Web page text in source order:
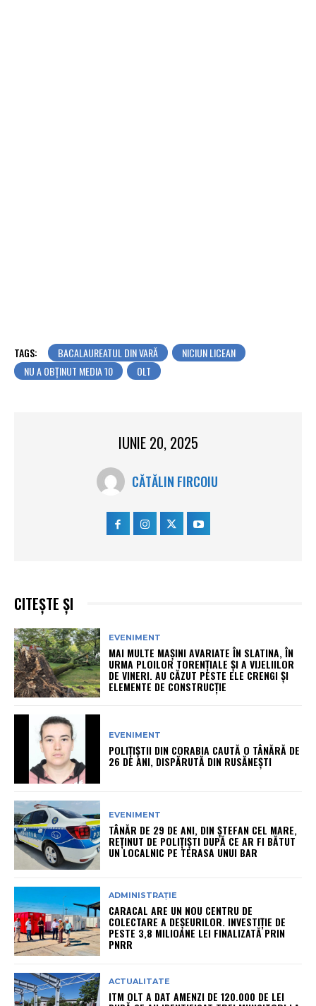
TAGS: BACALAUREATUL DIN VARĂ
NICIUN LICEAN
NU A OBȚINUT MEDIA 10
OLT
IUNIE 20, 2025
CĂTĂLIN FIRCOIU
CITEȘTE ȘI
EVENIMENT
MAI MULTE MAȘINI AVARIATE ÎN SLATINA, ÎN
URMA PLOILOR TORENȚIALE ȘI A VIJELIILOR
DE VINERI. AU CĂZUT PESTE ELE CRENGI ȘI
ELEMENTE DE CONSTRUCȚIE
EVENIMENT
POLIȚIȘTII DIN CORABIA CAUTĂ O TÂNĂRĂ DE
26 DE ANI, DISPĂRUTĂ DIN RUSĂNEȘTI
EVENIMENT
TÂNĂR DE 29 DE ANI, DIN ȘTEFAN CEL MARE,
REȚINUT DE POLIȚIȘTI DUPĂ CE AR FI BĂTUT
UN LOCALNIC PE TERASA UNUI BAR
ADMINISTRAȚIE
CARACAL ARE UN NOU CENTRU DE
COLECTARE A DEȘEURILOR. INVESTIȚIE DE
PESTE 3,8 MILIOANE LEI FINALIZATĂ PRIN
PNRR
ACTUALITATE
ITM OLT A DAT AMENZI DE 120.000 DE LEI